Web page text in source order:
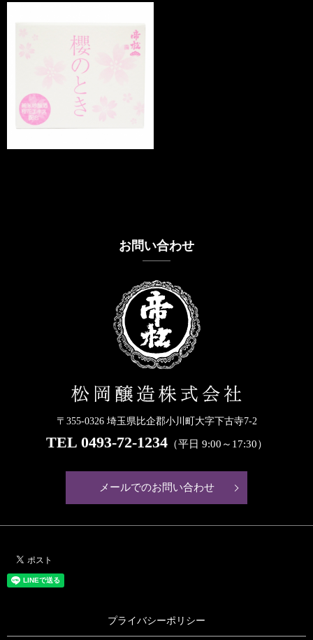
お問い合わせ
〒355-0326 埼玉県比企郡小川町大字下古寺7-2
TEL 0493-72-1234（平日 9:00～17:30）
メールでのお問い合わせ
プライバシーポリシー